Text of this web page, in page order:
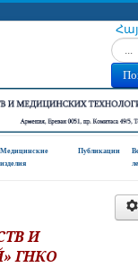
Медицинские
изделия
Публикации
И
ГНКО